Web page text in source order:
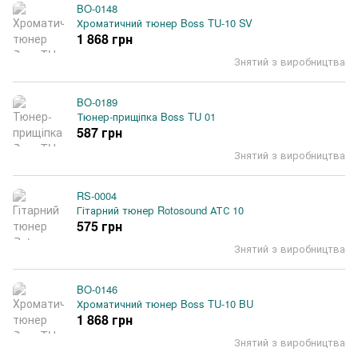
BO-0148
Хроматичний тюнер Boss TU-10 SV
Знятий з виробництва
1 868 грн
BO-0189
Тюнер-прищіпка Boss TU 01
Знятий з виробництва
587 грн
RS-0004
Гітарний тюнер Rotosound АТС 10
Знятий з виробництва
575 грн
BO-0146
Хроматичний тюнер Boss TU-10 BU
Знятий з виробництва
1 868 грн